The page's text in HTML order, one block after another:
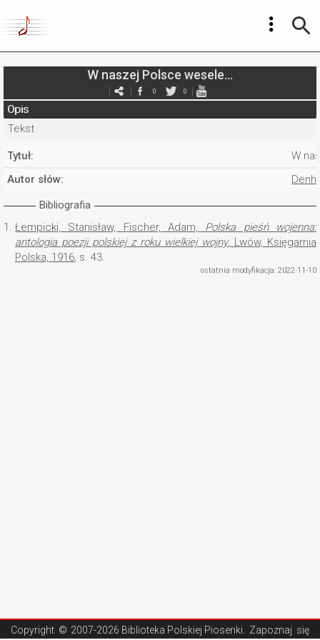
W naszej Polsce wesele...
0 0
Opis
Tekst
Tytuł:
W
Autor słów:
Bibliografia
1. Łempicki, Stanisław, Fischer, Adam, Polska pieśń wojenna:
antologia poezji polskiej z roku wielkiej wojny, Lwów, Księgarnia
Polska, 1916, s. 43.
ostatnia modyfikacja: 2022-11-10
Copyright © 2007-2026 Biblioteka Polskiej Piosenki . Zapoznaj się